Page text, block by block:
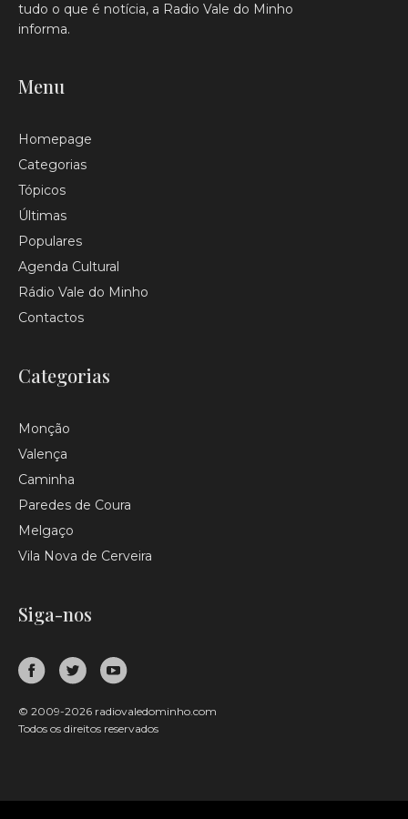
tudo o que é notícia, a Radio Vale do Minho
informa.
Menu
Homepage
Categorias
Tópicos
Últimas
Populares
Agenda Cultural
Rádio Vale do Minho
Contactos
Categorias
Monção
Valença
Caminha
Paredes de Coura
Melgaço
Vila Nova de Cerveira
Siga-nos
© 2009-2026 radiovaledominho.com
Todos os direitos reservados